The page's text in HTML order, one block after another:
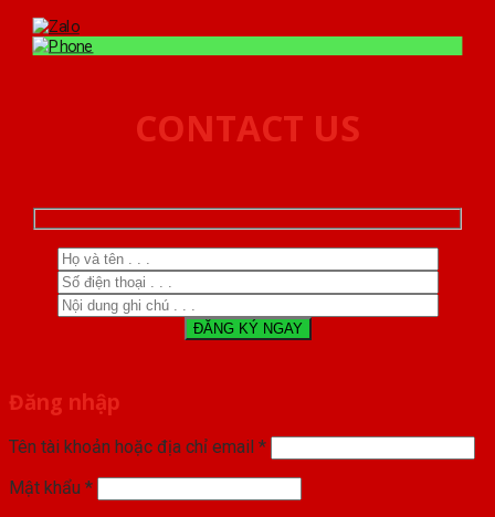
CONTACT US
Đăng nhập
Tên tài khoản hoặc địa chỉ email *
Mật khẩu *